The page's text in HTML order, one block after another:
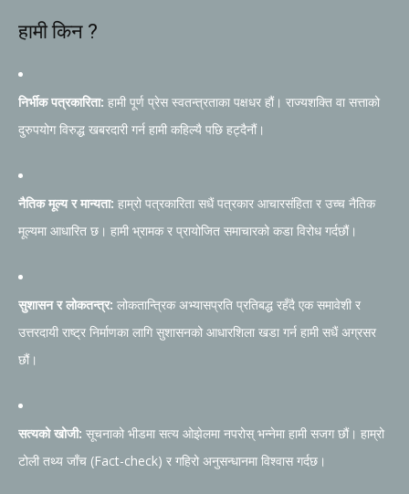
हामी किन ?
निर्भीक पत्रकारिता: हामी पूर्ण प्रेस स्वतन्त्रताका पक्षधर हौं। राज्यशक्ति वा सत्ताको
दुरुपयोग विरुद्ध खबरदारी गर्न हामी कहिल्यै पछि हट्दैनौं।
नैतिक मूल्य र मान्यता: हाम्रो पत्रकारिता सधैं पत्रकार आचारसंहिता र उच्च नैतिक
मूल्यमा आधारित छ। हामी भ्रामक र प्रायोजित समाचारको कडा विरोध गर्दछौं।
सुशासन र लोकतन्त्र: लोकतान्त्रिक अभ्यासप्रति प्रतिबद्ध रहँदै एक समावेशी र
उत्तरदायी राष्ट्र निर्माणका लागि सुशासनको आधारशिला खडा गर्न हामी सधैं अग्रसर
छौं।
सत्यको खोजी: सूचनाको भीडमा सत्य ओझेलमा नपरोस् भन्नेमा हामी सजग छौं। हाम्रो
टोली तथ्य जाँच (Fact-check) र गहिरो अनुसन्धानमा विश्वास गर्दछ।